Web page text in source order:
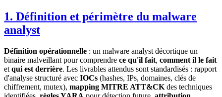
1. Définition et périmètre du malware
analyst
Définition opérationnelle : un malware analyst décortique un
binaire malveillant pour comprendre ce qu'il fait, comment il le fait
et qui est derrière. Les livrables attendus sont standardisés : rapport
d'analyse structuré avec IOCs (hashes, IPs, domaines, clés de
chiffrement, mutex), mapping MITRE ATT&CK des techniques